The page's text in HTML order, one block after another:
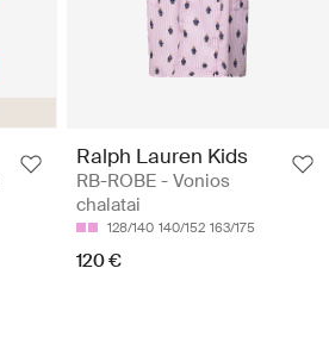
Ralph Lauren Kids
RB-ROBE - Vonios
chalatai
128/140 140/152 163/175
120 €